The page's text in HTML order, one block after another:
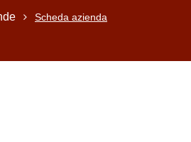
Scheda azienda